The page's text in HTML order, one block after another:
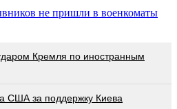
не пришли в военкоматы
Кремля по иностранным
США за поддержку Киева